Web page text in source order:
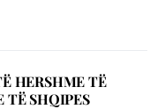
HERSHME TË
TË SHQIPES